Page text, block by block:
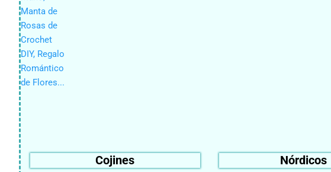
Cojines Nórdicos